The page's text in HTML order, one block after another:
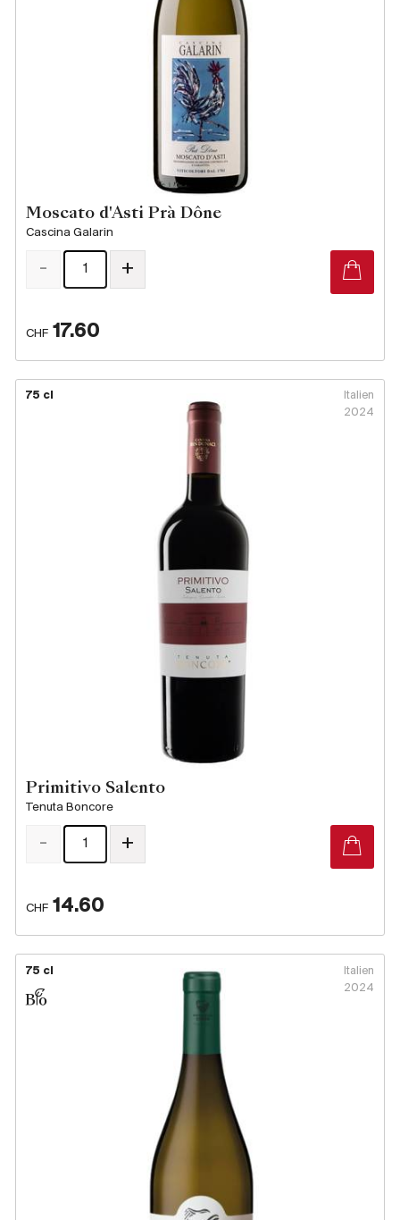
Moscato d'Asti Prà Dône
Cascina Galarin
CHF 17.60
- +
75 cl
Italien
2024
Primitivo Salento
Tenuta Boncore
CHF 14.60
- +
75 cl
Italien
2024